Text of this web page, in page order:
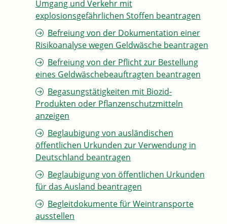
Umgang und Verkehr mit
explosionsgefährlichen Stoffen beantragen
Befreiung von der Dokumentation einer
Risikoanalyse wegen Geldwäsche beantragen
Befreiung von der Pflicht zur Bestellung
eines Geldwäschebeauftragten beantragen
Begasungstätigkeiten mit Biozid-
Produkten oder Pflanzenschutzmitteln
anzeigen
Beglaubigung von ausländischen
öffentlichen Urkunden zur Verwendung in
Deutschland beantragen
Beglaubigung von öffentlichen Urkunden
für das Ausland beantragen
Begleitdokumente für Weintransporte
ausstellen